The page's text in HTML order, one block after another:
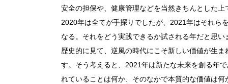
安全の担保や、健康管理などを当然きちんとした
2020年は全てが手探りでしたが、2021年はそれら
なる。それをどう実践できるか試される年だと思
歴史的に見て、逆風の時代にこそ新しい価値が生
す。そう考えると、2021年は新たな未来を創る年
れていることは何か、そのなかで本質的な価値は